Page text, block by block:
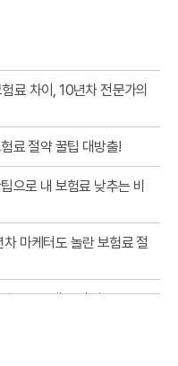
료 차이, 10년차 전문가의
료 절약 꿀팁 대방출!
으로 내 보험료 낮추는 비
마케터도 놀란 보험료 절
으로 끝내는 비법